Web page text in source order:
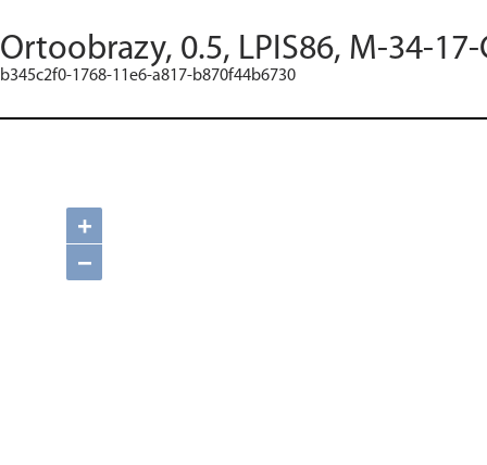
Ortoobrazy, 0.5, LPIS86, M-34-
b345c2f0-1768-11e6-a817-b870f44b6730
+
−